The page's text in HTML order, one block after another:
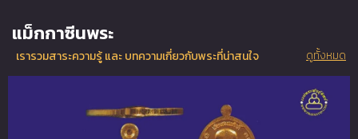
แม็กกาซีนพระ
เรารวมสาระความรู้ และ บทความเกี่ยวกับพระที่น่าสนใจ ดูทั้งหมด